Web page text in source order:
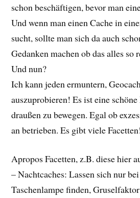
schon beschäftigen, bevor man
Und wenn man einen Cache in
sucht, sollte man sich da auch
Gedanken machen ob das alles so
Und nun?
Ich kann jeden ermuntern,
auszuprobieren! Es ist eine
draußen zu bewegen. Egal ob
an betrieben. Es gibt viele
Apropos Facetten, z.B. diese hier
– Nachtcaches: Lassen sich nur
Taschenlampe finden,